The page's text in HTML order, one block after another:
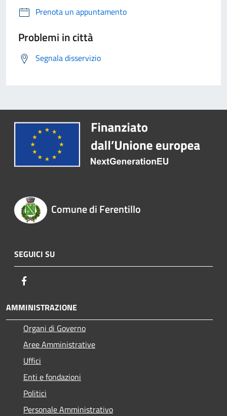
Prenota un appuntamento
Problemi in città
Segnala disservizio
Comune di Ferentillo
SEGUICI SU
AMMINISTRAZIONE
Organi di Governo
Aree Amministrative
Uffici
Enti e fondazioni
Politici
Personale Amministrativo